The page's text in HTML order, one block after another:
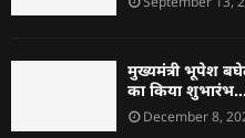
मुख्यमंत्री भूपेश
का किया
December 8,